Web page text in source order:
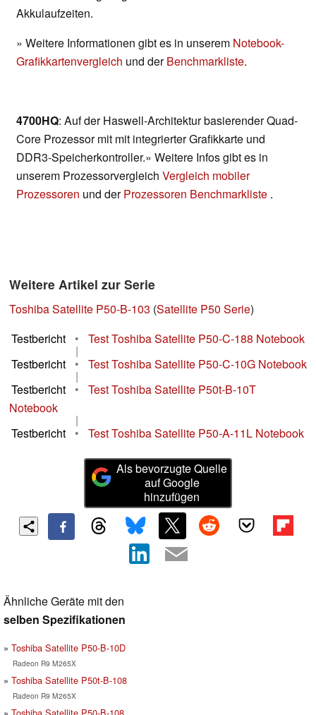
Akkulaufzeiten.
» Weitere Informationen gibt es in unserem Notebook-
Grafikkartenvergleich und derBenchmarkliste.
4700HQ: Auf der Haswell-Architektur basierender Quad-
Core Prozessor mit mit integrierter Grafikkarte und
DDR3-Speicherkontroller.» Weitere Infos gibt es in
unserem Prozessorvergleich Vergleich mobiler
Prozessoren und derProzessoren Benchmarkliste .
Weitere Artikel zur Serie
Toshiba Satellite P50-B-103 (Satellite P50 Serie)
Testbericht
• Test Toshiba Satellite P50-C-188 Notebook
|
Testbericht
• Test Toshiba Satellite P50-C-10G Notebook
|
Testbericht
•
Test Toshiba Satellite P50t-B-10T
Notebook
|
Testbericht
• Test Toshiba Satellite P50-A-11L Notebook
Als bevorzugte Quelle
auf Google
hinzufügen
Ähnliche Geräte mit den
selben Spezifikationen
Toshiba Satellite P50-B-10D
Radeon R9 M265X
Toshiba Satellite P50t-B-108
Radeon R9 M265X